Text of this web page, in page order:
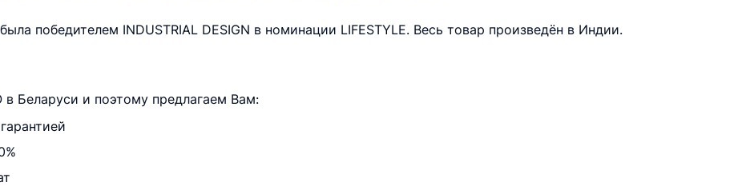
победителем INDUSTRIAL DESIGN в номинации LIFESTYLE. Весь товар произведён в Индии.
Беларуси и поэтому предлагаем Вам: